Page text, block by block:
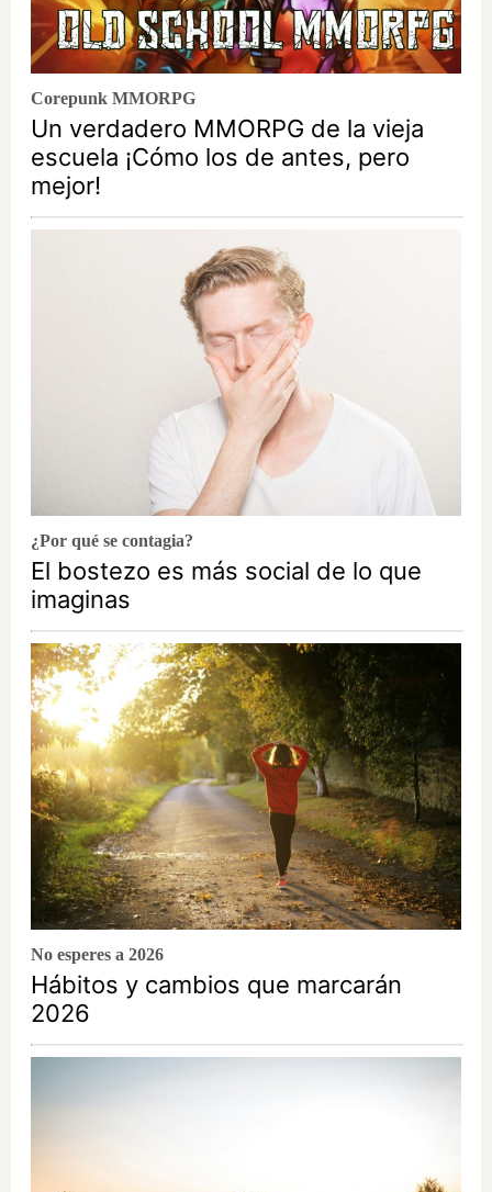
Corepunk MMORPG
Un verdadero MMORPG de la vieja
escuela ¡Cómo los de antes, pero
mejor!
¿Por qué se contagia?
El bostezo es más social de lo que
imaginas
No esperes a 2026
Hábitos y cambios que marcarán
2026